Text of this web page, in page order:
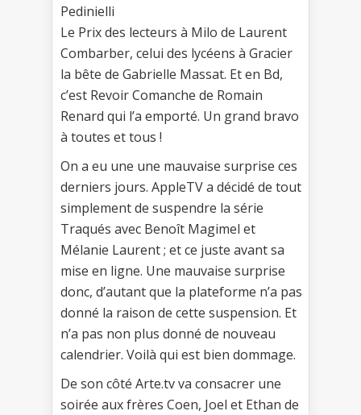
Pedinielli
Le Prix des lecteurs à Milo de Laurent
Combarber, celui des lycéens à Gracier
la bête de Gabrielle Massat. Et en Bd,
c’est Revoir Comanche de Romain
Renard qui l’a emporté. Un grand bravo
à toutes et tous !
On a eu une une mauvaise surprise ces
derniers jours. AppleTV a décidé de tout
simplement de suspendre la série
Traqués avec Benoît Magimel et
Mélanie Laurent ; et ce juste avant sa
mise en ligne. Une mauvaise surprise
donc, d’autant que la plateforme n’a pas
donné la raison de cette suspension. Et
n’a pas non plus donné de nouveau
calendrier. Voilà qui est bien dommage.
De son côté Arte.tv va consacrer une
soirée aux frères Coen, Joel et Ethan de